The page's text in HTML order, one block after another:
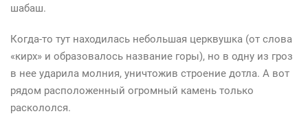
шабаш.
Когда-то тут находилась небольшая церквушка (от слова
«кирх» и образовалось название горы), но в одну из гроз
в нее ударила молния, уничтожив строение дотла. А вот
рядом расположенный огромный камень только
раскололся.